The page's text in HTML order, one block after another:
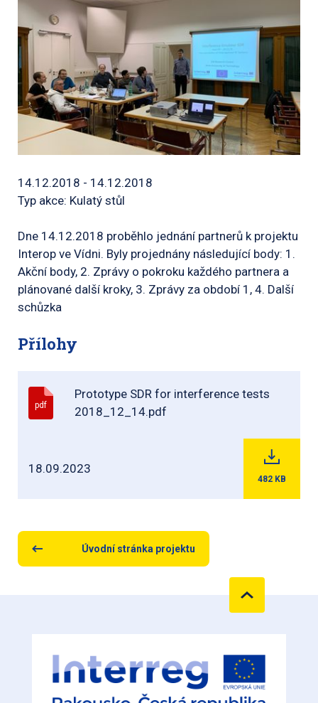
14.12.2018 - 14.12.2018
Typ akce: Kulatý stůl
Dne 14.12.2018 proběhlo jednání partnerů k projektu
Interop ve Vídni. Byly projednány následující body: 1.
Akční body, 2. Zprávy o pokroku každého partnera a
plánované další kroky, 3. Zprávy za období 1, 4. Další
schůzka
Přílohy
pdf
Prototype SDR for interference tests
2018_12_14.pdf
18.09.2023
482 KB
Úvodní stránka projektu